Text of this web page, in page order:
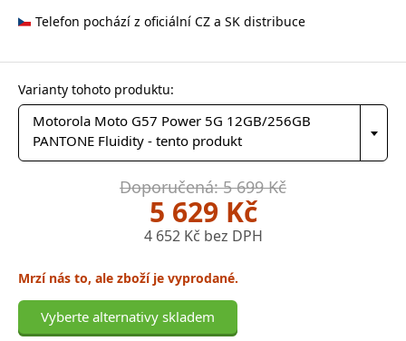
Telefon pochází z oficiální CZ a SK distribuce
Varianty tohoto produktu:
Motorola Moto G57 Power 5G 12GB/256GB
PANTONE Fluidity - tento produkt
Doporučená: 5 699 Kč
5 629 Kč
4 652 Kč bez DPH
Mrzí nás to, ale zboží je vyprodané.
Vyberte alternativy skladem